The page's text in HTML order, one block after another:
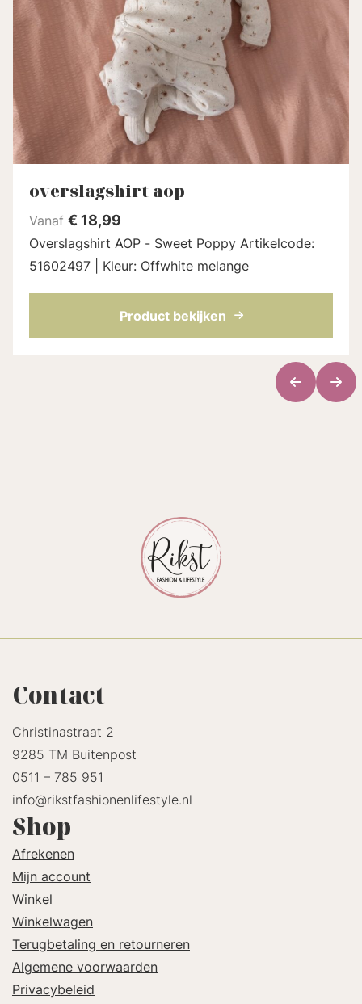
overslagshirt aop
Vanaf € 18,99
Overslagshirt AOP - Sweet Poppy Artikelcode:
51602497 | Kleur: Offwhite melange
Product bekijken
Contact
Christinastraat 2
9285 TM Buitenpost
0511 – 785 951
info@rikstfashionenlifestyle.nl
Shop
Afrekenen
Mijn account
Winkel
Winkelwagen
Terugbetaling en retourneren
Algemene voorwaarden
Privacybeleid